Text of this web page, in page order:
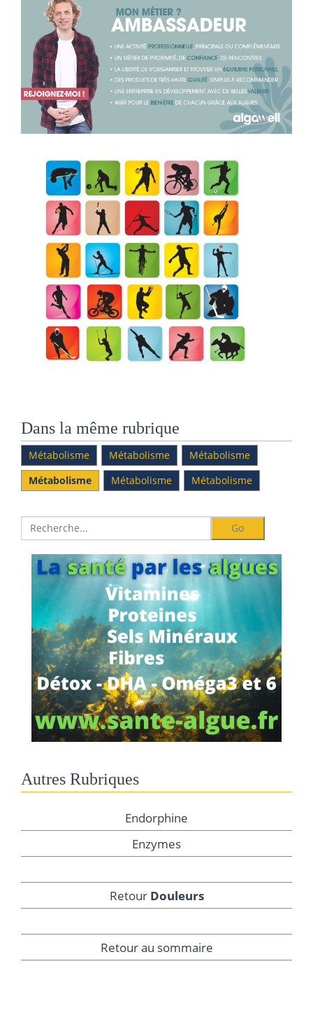
Dans la même rubrique
Métabolisme Métabolisme
Métabolisme
Métabolisme
Métabolisme Métabolisme
Autres Rubriques
Endorphine
Enzymes
Retour Douleurs
Retour au sommaire